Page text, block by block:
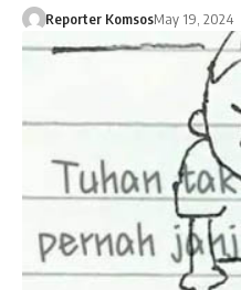
Reporter KomsosMay 19, 2024